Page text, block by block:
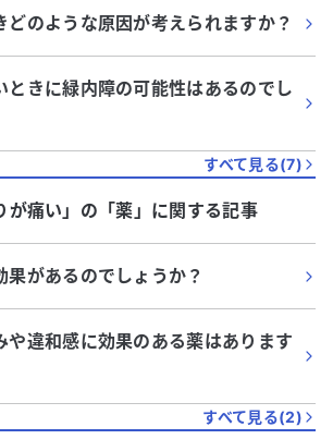
どのような原因が考えられますか？
ときに緑内障の可能性はあるのでし
すべて見る(7)
が痛い」 の「薬 」に関する記事
果があるのでしょうか？
や違和感に効果のある薬はあります
すべて見る(2)